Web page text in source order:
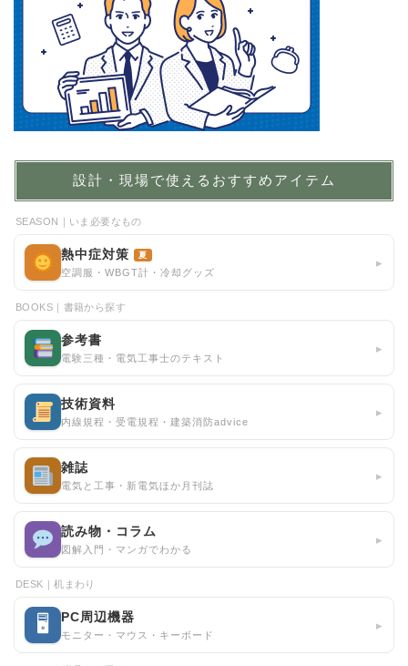
設計・現場で使えるおすすめアイテム
SEASON｜いま必要なもの
熱中症対策 夏
空調服・WBGT計・冷却グッズ
▸
BOOKS｜書籍から探す
参考書
電験三種・電気工事士のテキスト
▸
技術資料
内線規程・受電規程・建築消防advice
▸
雑誌
電気と工事・新電気ほか月刊誌
▸
読み物・コラム
図解入門・マンガでわかる
▸
DESK｜机まわり
🖥 PC周辺機器
モニター・マウス・キーボード
▸